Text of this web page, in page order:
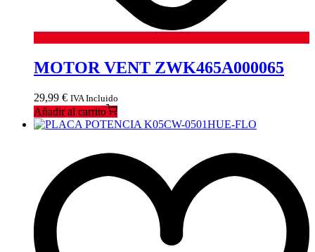
MOTOR VENT ZWK465A000065
29,99 € IVA Incluido
Añadir al carrito